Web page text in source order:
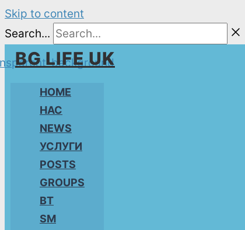
Skip to content
Search...
BG LIFE UK
HOME
НАС
NEWS
УСЛУГИ
POSTS
GROUPS
BT
SM